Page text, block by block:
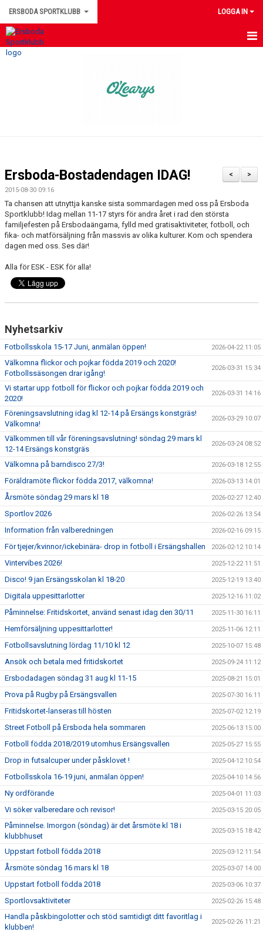
ERSBODA SPORTKLUBB LOGGA IN
HEM
ERSBODA SK STYRELSE
DOKUMENT
LEDARINFORMATION
HYRA/BOKA FOTBOLLSPLAN FÖR ICKE MEDLEMMAR
>
<
Ersboda-Bostadendagen IDAG!
2015-08-30 09:16
Ta chansen att utnyttja kanske sista sommardagen med oss på Ersboda
Sportklubb! Idag mellan 11-17 styrs för andra året i rad den största
familjefesten på Ersbodaängarna, fylld med gratisaktiviteter, fotboll, och
fika- och matförsäljning från massvis av olika kulturer. Kom och spendera
dagen med oss. Ses där!
Alla för ESK - ESK för alla!
Nyhetsarkiv
Fotbollsskola 15-17 Juni, anmälan öppen! 2026-04-22 11:05
Välkomna flickor och pojkar födda 2019 och 2020!
Fotbollssäsongen drar igång!
2026-03-31 15:34
Vi startar upp fotboll för flickor och pojkar födda 2019 och
2020!
2026-03-31 14:16
Föreningsavslutning idag kl 12-14 på Ersängs konstgräs!
Välkomna!
2026-03-29 10:07
Välkommen till vår föreningsavslutning! söndag 29 mars kl
12-14 Ersängs konstgräs
2026-03-24 08:52
Välkomna på barndisco 27/3! 2026-03-18 12:55
Föräldramöte flickor födda 2017, välkomna! 2026-03-13 14:01
Årsmöte söndag 29 mars kl 18 2026-02-27 12:40
Sportlov 2026 2026-02-26 13:54
Information från valberedningen 2026-02-16 09:15
För tjejer/kvinnor/ickebinära- drop in fotboll i Ersängshallen 2026-02-12 10:14
Vintervibes 2026! 2025-12-22 11:51
Disco! 9 jan Ersängsskolan kl 18-20 2025-12-19 13:40
Digitala uppesittarlotter 2025-12-16 11:02
Påminnelse: Fritidskortet, använd senast idag den 30/11 2025-11-30 16:11
Hemförsäljning uppesittarlotter! 2025-11-06 12:11
Fotbollsavslutning lördag 11/10 kl 12 2025-10-07 15:48
Ansök och betala med fritidskortet 2025-09-24 11:12
Ersbodadagen söndag 31 aug kl 11-15 2025-08-21 15:01
Prova på Rugby på Ersängsvallen 2025-07-30 16:11
Fritidskortet-lanseras till hösten 2025-07-02 12:19
Street Fotboll på Ersboda hela sommaren 2025-06-13 15:00
Fotboll födda 2018/2019 utomhus Ersängsvallen 2025-05-27 15:55
Drop in futsalcuper under påsklovet ! 2025-04-12 10:54
Fotbollsskola 16-19 juni, anmälan öppen! 2025-04-10 14:56
Ny ordförande 2025-04-01 11:03
Vi söker valberedare och revisor! 2025-03-15 20:05
Påminnelse. Imorgon (söndag) är det årsmöte kl 18 i
klubbhuset
2025-03-15 18:42
Uppstart fotboll födda 2018 2025-03-12 11:54
Årsmöte söndag 16 mars kl 18 2025-03-07 14:00
Uppstart fotboll födda 2018 2025-03-06 10:37
Sportlovsaktiviteter 2025-02-26 15:48
Handla påskbingolotter och stöd samtidigt ditt favoritlag i
klubben!
2025-02-26 11:21